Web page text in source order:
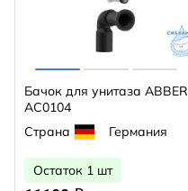
Бачок для унитаза ABBER
AC0104
Страна
Германия
Остаток 1 шт